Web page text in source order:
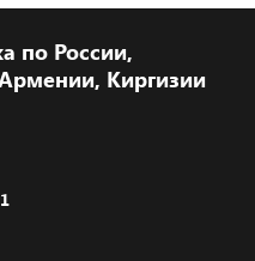
по России,
Киргизии